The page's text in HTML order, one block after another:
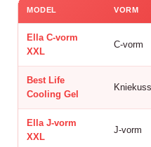
MODEL VORM
Ella C-vorm
XXL
C-vorm
Best Life
Cooling Gel
Ella J-vorm
XXL
J-vorm